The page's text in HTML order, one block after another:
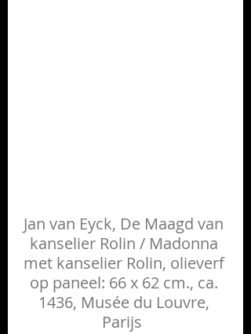
Jan van Eyck, De Maagd van
kanselier Rolin / Madonna
met kanselier Rolin, olieverf
op paneel: 66 x 62 cm., ca.
1436, Musée du Louvre,
Parijs